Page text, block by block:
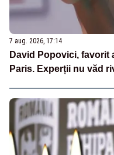
7 aug. 2026, 17:14
David Popovici, favorit
Paris. Experții nu văd